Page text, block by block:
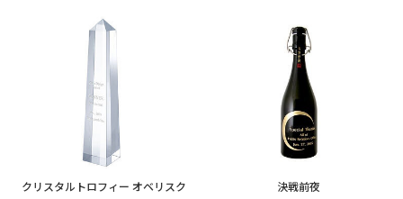
クリスタルトロフィー オベリスク
決戦前夜